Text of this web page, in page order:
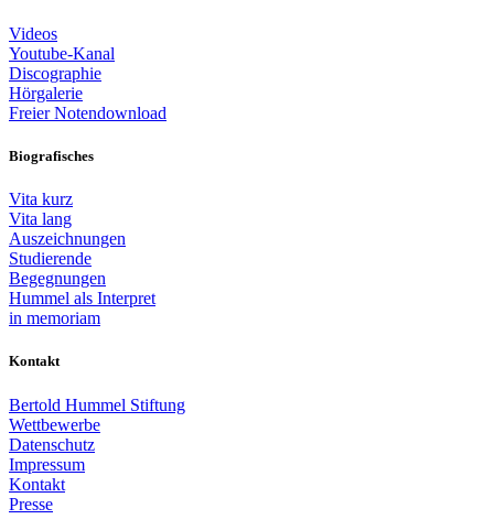
Videos
Youtube-Kanal
Discographie
Hörgalerie
Freier Notendownload
Biografisches
Vita kurz
Vita lang
Auszeichnungen
Studierende
Begegnungen
Hummel als Interpret
in memoriam
Kontakt
Bertold Hummel Stiftung
Wettbewerbe
Datenschutz
Impressum
Kontakt
Presse